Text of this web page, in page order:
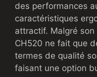
des performances
caractéristiques
attractif. Malgré
CH520 ne fait que
termes de qualité
faisant une option